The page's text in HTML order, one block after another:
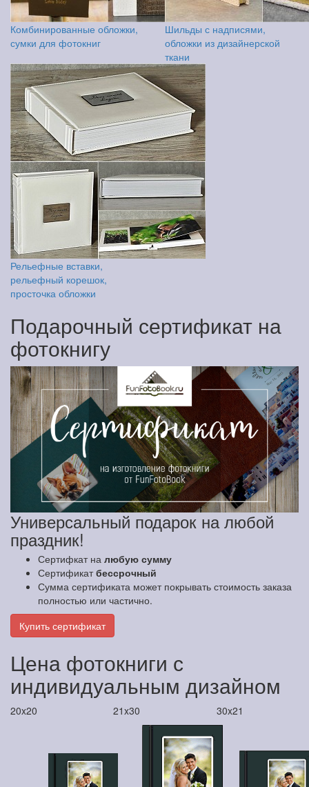
Комбинированные обложки,
сумки для фотокниг
Шильды с надписями,
обложки из дизайнерской
ткани
Рельефные вставки,
рельефный корешок,
просточка обложки
Подарочный сертификат на
фотокнигу
Универсальный подарок на любой
праздник!
Сертифкат на любую сумму
Сертификатбессрочный
Сумма сертификата может покрывать стоимость заказа
полностью или частично.
Купить сертификат
Цена фотокниги с
индивидуальным дизайном
20x20 21x30 30x21